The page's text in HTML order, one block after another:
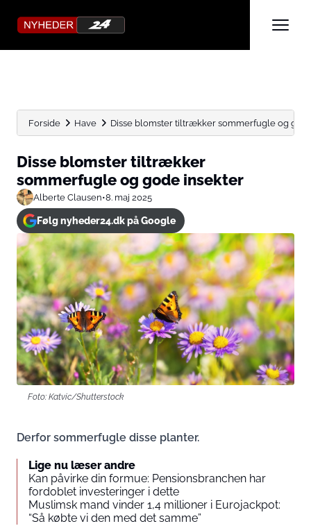
Forside Have Disse blomster tiltrækker sommerfugle og
Disse blomster tiltrækker
sommerfugle og gode insekter
Alberte Clausen•8. maj 2025
Følg nyheder24.dk på Google
Foto: Katvic/Shutterstock
Derfor sommerfugle disse planter.
Lige nu læser andre
Kan påvirke din formue: Pensionsbranchen har
fordoblet investeringer i dette
Muslimsk mand vinder 1,4 millioner i Eurojackpot:
“Så købte vi den med det samme”